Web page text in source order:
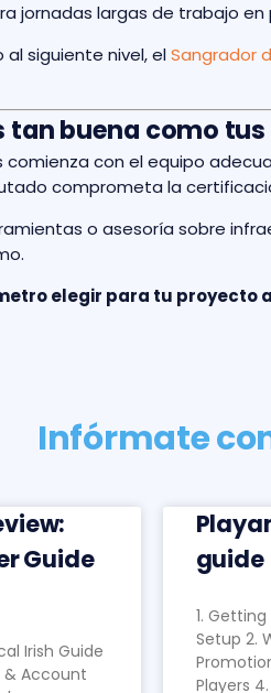
jornadas largas de trabajo
siguiente nivel, elSangrador
tan buena como
con el equipo
comprometa la
o asesoría sobre
elegir para tu
Infórmate
Guide
Irish Guide
& Account
guide
1.
Setup 2.
Players